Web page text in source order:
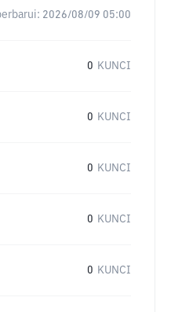
2026/08/09 05:00
0 KUNCI
0 KUNCI
0 KUNCI
0 KUNCI
0 KUNCI